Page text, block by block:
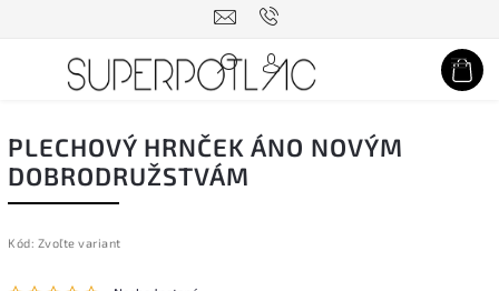
Hľadať
PLECHOVÝ HRNČEK ÁNO NOVÝM
DOBRODRUŽSTVÁM
Kód: Zvoľte variant